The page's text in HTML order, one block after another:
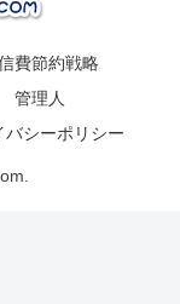
費節約戦略
管理人
バシーポリシー